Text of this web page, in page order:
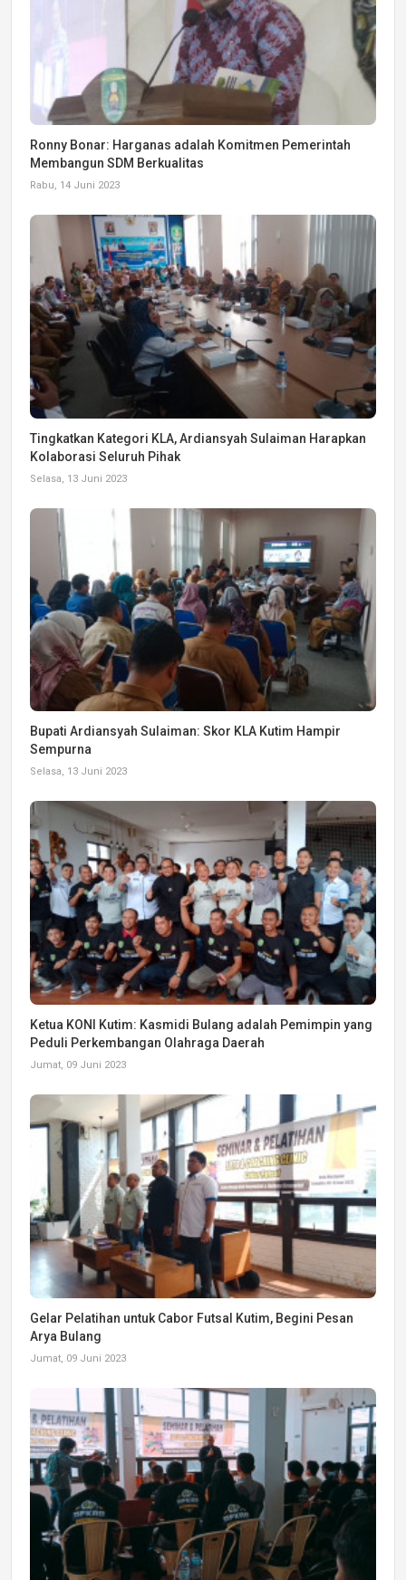
Ronny Bonar: Harganas adalah Komitmen Pemerintah
Membangun SDM Berkualitas
Rabu, 14 Juni 2023
Tingkatkan Kategori KLA, Ardiansyah Sulaiman Harapkan
Kolaborasi Seluruh Pihak
Selasa, 13 Juni 2023
Bupati Ardiansyah Sulaiman: Skor KLA Kutim Hampir
Sempurna
Selasa, 13 Juni 2023
Ketua KONI Kutim: Kasmidi Bulang adalah Pemimpin yang
Peduli Perkembangan Olahraga Daerah
Jumat, 09 Juni 2023
Gelar Pelatihan untuk Cabor Futsal Kutim, Begini Pesan
Arya Bulang
Jumat, 09 Juni 2023